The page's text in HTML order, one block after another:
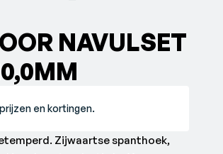
NAVULSET
en kortingen.
Zijwaartse spanthoek,